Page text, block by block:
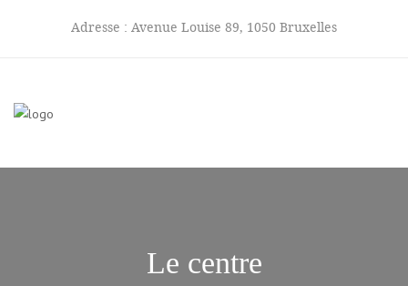
Adresse : Avenue Louise 89, 1050 Bruxelles
Le centre